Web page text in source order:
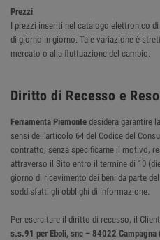
Prezzi
I prezzi inseriti nel catalogo elettronico
di giorno in giorno. Tale variazione è
mercato o alla fluttuazione del cambio.
Diritto di Recesso e Reso
Ferramenta Piemonte desidera garantire
sensi dell'articolo 64 del Codice del
contratto, senza specificarne il motivo,
attraverso il Sito entro il termine di 10
giorno di ricevimento dei beni da parte
soddisfatti gli obblighi di informazione.
Per esercitare il diritto di recesso, il
s.s.91 per Eboli, snc – 84022 Campagna